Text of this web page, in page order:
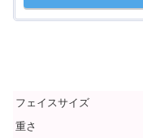
フェイスサイズ
重さ